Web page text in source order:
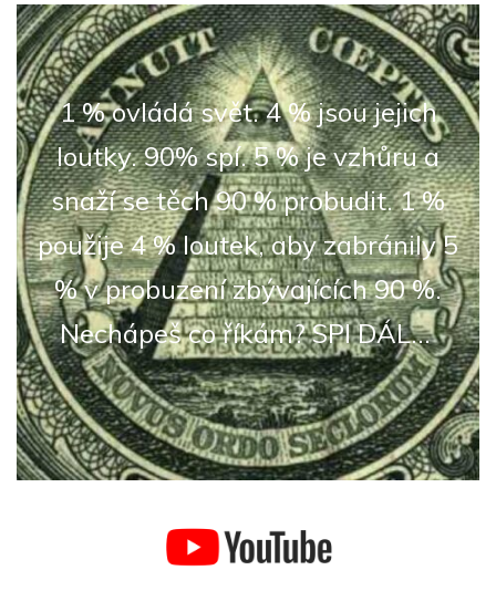
1 % ovládá svět. 4 % jsou jejich
loutky. 90% spí. 5 % je vzhůru a
snaží se těch 90 % probudit. 1 %
použije 4 % loutek, aby zabránily 5
% v probuzení zbývajících 90 %.
Nechápeš co říkám? SPI DÁL...